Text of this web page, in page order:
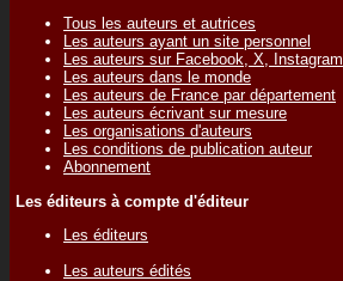
Tous les auteurs et autrices
Les auteurs ayant un site personnel
Les auteurs sur Facebook, X, Instagram
Les auteurs dans le monde
Les auteurs de France par département
Les auteurs écrivant sur mesure
Les organisations d'auteurs
Les conditions de publication auteur
Abonnement
Les éditeurs à compte d'éditeur
Les éditeurs
Les auteurs édités